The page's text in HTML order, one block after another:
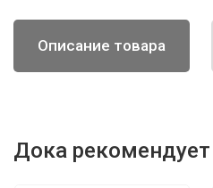
Описание товара
Дока рекомендует